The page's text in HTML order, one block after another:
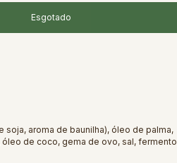
aroma de baunilha), óleo de palma,
de coco, gema de ovo, sal, fermento